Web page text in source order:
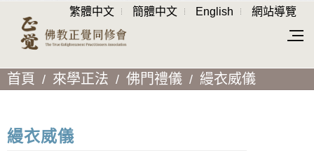
繁體中文 簡體中文 English 網站導覽
首頁 來學正法 佛門禮儀 縵衣威儀
縵衣威儀